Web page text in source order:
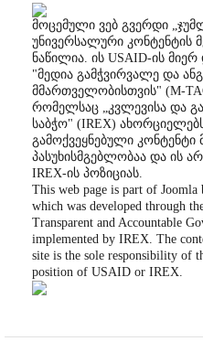
მოცემული ვებ გვერდი
უნივერსალური კონტენტის
ნაწილია. ის USAID-ის
"მედია გამჭვირვალე და
მმართველობისთვის" (M-
რომელსაც „კვლევისა და
საბჭო" (IREX)
გამოქვეყნებული
პასუხისმგებლობაა და ის
IREX-ის პოზიციას.
This web page is part of Joomla
which was developed through
Transparent and Accountable
implemented by IREX. The
site is the sole responsibility of
position of USAID or IREX.